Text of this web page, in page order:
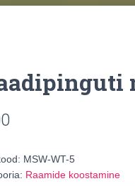
MSW-WT-5
Raamide koostamine